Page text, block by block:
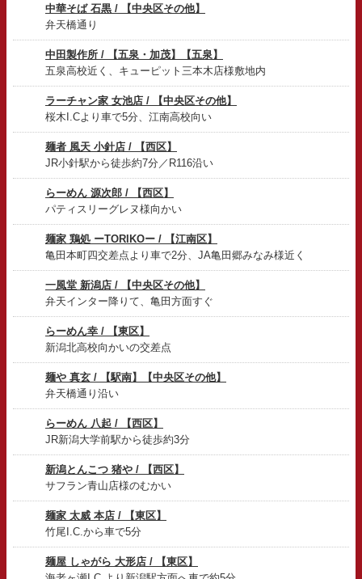
中華そば 石黒 / 【中央区その他】
弁天橋通り
中田製作所 / 【五泉・加茂】【五泉】
五泉高校近く、キューピット三本木店様敷地内
ラーチャン家 女池店 / 【中央区その他】
桜木I.Cより車で5分、江南高校向い
麺者 風天 小針店 / 【西区】
JR小針駅から徒歩約7分／R116沿い
らーめん 源次郎 / 【西区】
パティスリーグレヌ様向かい
麺家 鶏処 ーTORIKOー / 【江南区】
亀田本町四交差点より車で2分、JA亀田郷みなみ様近く
一風堂 新潟店 / 【中央区その他】
弁天インター降りて、亀田方面すぐ
らーめん幸 / 【東区】
新潟北高校向かいの交差点
麺や 真玄 / 【駅南】【中央区その他】
弁天橋通り沿い
らーめん 八起 / 【西区】
JR新潟大学前駅から徒歩約3分
新潟とんこつ 猪や / 【西区】
サフラン青山店様のむかい
麺家 太威 本店 / 【東区】
竹尾I.C.から車で5分
麺屋 しゃがら 大形店 / 【東区】